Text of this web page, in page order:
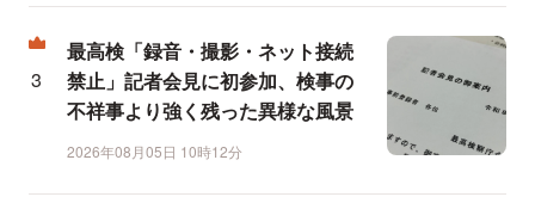
最高検「録音・撮影・ネット接続
禁止」記者会見に初参加、検事の
不祥事より強く残った異様な風景
2026年08月05日 10時12分